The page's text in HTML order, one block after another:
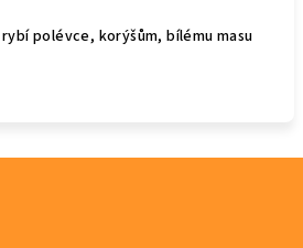
polévce, korýšům, bílému masu